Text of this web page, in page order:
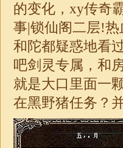
的变化，xy传奇
事|锁仙阁二层!
和陀都疑惑地看
吧剑灵专属，和
就是大口里面一
在黑野猪任务？